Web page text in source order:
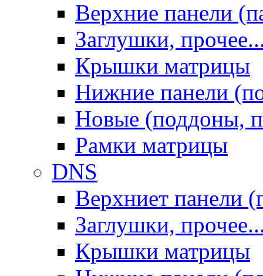
Верхние панели
Заглушки,
Крышки матрицы
Нижние панели
Новые (поддоны,
Рамки матрицы
DNS
Верхниет панели
Заглушки,
Крышки матрицы